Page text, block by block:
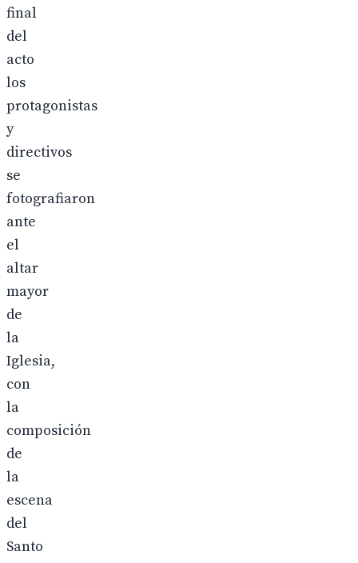
final
del
acto
los
protagonistas
y
directivos
se
fotografiaron
ante
el
altar
mayor
de
la
Iglesia,
con
la
composición
de
la
escena
del
Santo